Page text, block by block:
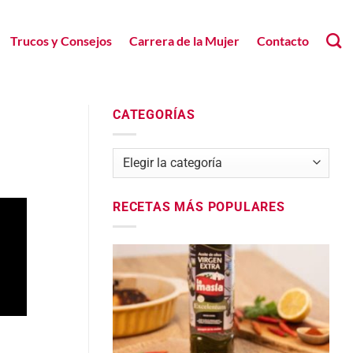
Trucos y Consejos Carrera de la Mujer Contacto
CATEGORÍAS
Categorías
RECETAS MÁS POPULARES